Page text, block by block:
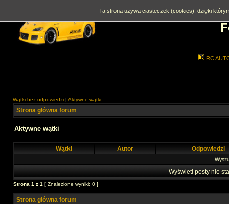
RC
Wątki bez odpowiedzi | Aktywne wątki
Strona główna forum
Aktywne wątki
Wątki Autor Odpowiedzi
Wyświetl posty nie
Strona 1 z 1 [ Znalezione wyniki: 0 ]
Strona główna forum
Ta strona używa ciasteczek (cookies), dzięki